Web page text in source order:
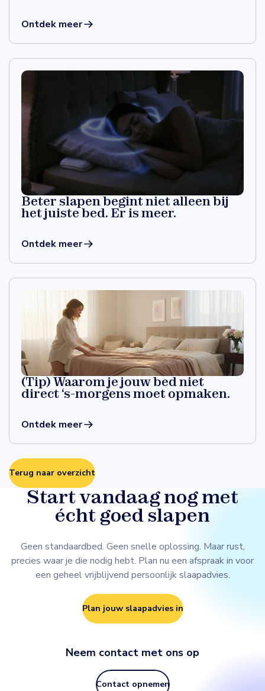
Ontdek meer
Beter slapen begint niet alleen bij
het juiste bed. Er is meer.
Ontdek meer
(Tip) Waarom je jouw bed niet
direct ‘s-morgens moet opmaken.
Ontdek meer
Terug naar overzicht
Start vandaag nog met
écht goed slapen
Geen standaardbed. Geen snelle oplossing. Maar rust,
precies waar je die nodig hebt. Plan nu een afspraak in voor
een geheel vrijblijvend persoonlijk slaapadvies.
Plan jouw slaapadvies in
Neem contact met ons op
Contact opnemen